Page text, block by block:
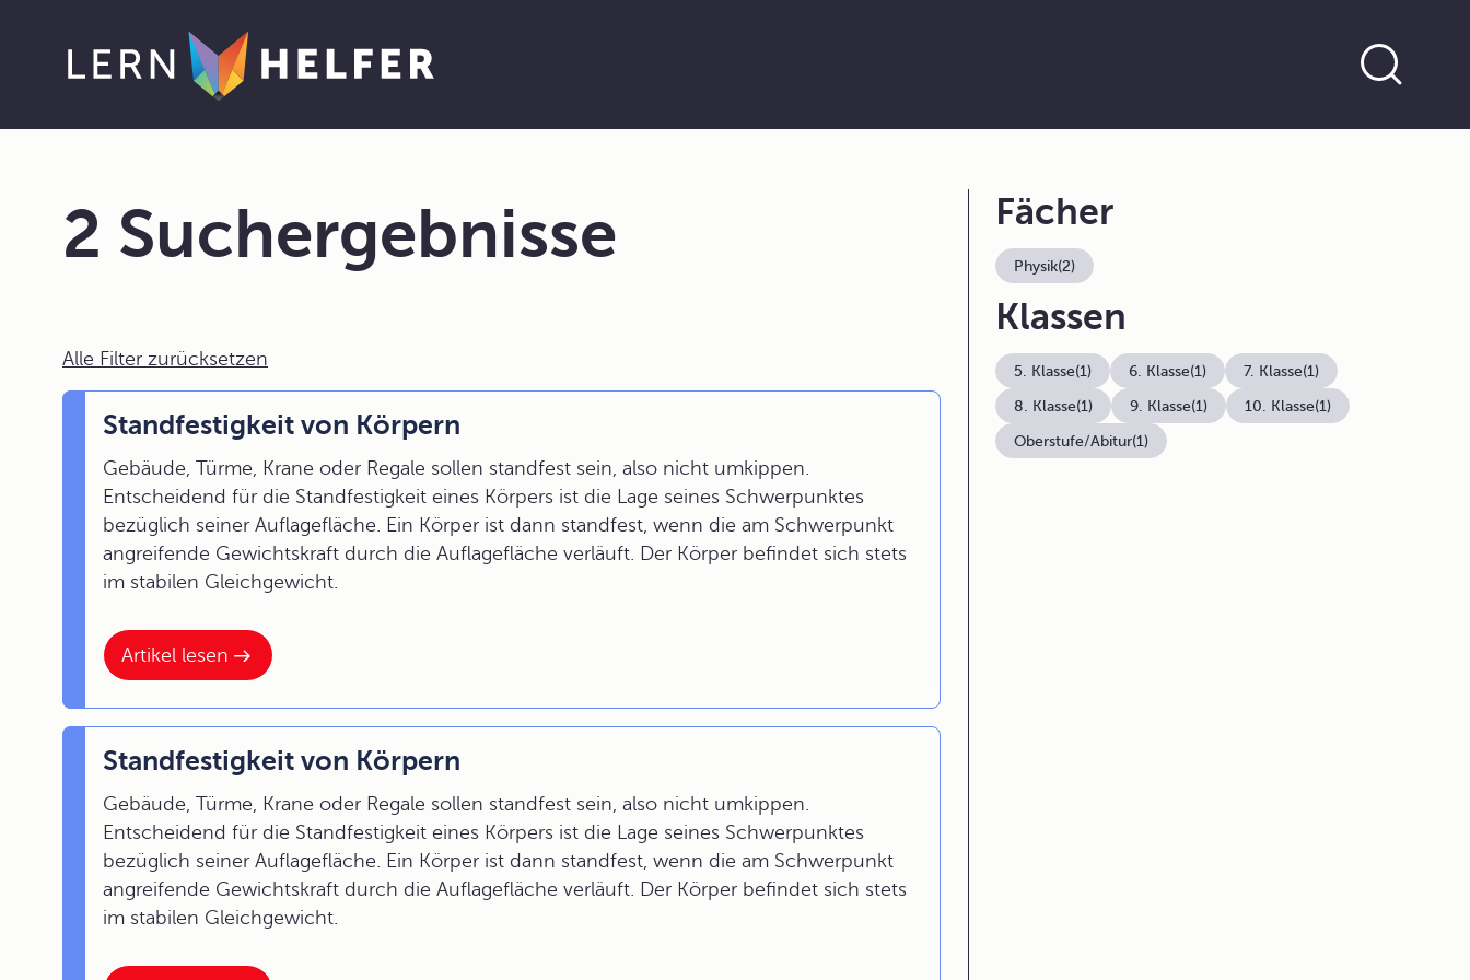
2 Suchergebnisse
Alle Filter zurücksetzen
Artikel lesen
Standfestigkeit von Körpern
Gebäude, Türme, Krane oder Regale sollen standfest sein, also nicht umkippen.
Entscheidend für die Standfestigkeit eines Körpers ist die Lage seines Schwerpunktes
bezüglich seiner Auflagefläche. Ein Körper ist dann standfest, wenn die am Schwerpunkt
angreifende Gewichtskraft durch die Auflagefläche verläuft. Der Körper befindet sich stets
im stabilen Gleichgewicht.
Standfestigkeit von Körpern
Gebäude, Türme, Krane oder Regale sollen standfest sein, also nicht umkippen.
Entscheidend für die Standfestigkeit eines Körpers ist die Lage seines Schwerpunktes
bezüglich seiner Auflagefläche. Ein Körper ist dann standfest, wenn die am Schwerpunkt
angreifende Gewichtskraft durch die Auflagefläche verläuft. Der Körper befindet sich stets
im stabilen Gleichgewicht.
Fächer
Physik(2)
Klassen
5. Klasse(1) 6. Klasse(1) 7. Klasse(1)
8. Klasse(1) 9. Klasse(1) 10. Klasse(1)
Oberstufe/Abitur(1)